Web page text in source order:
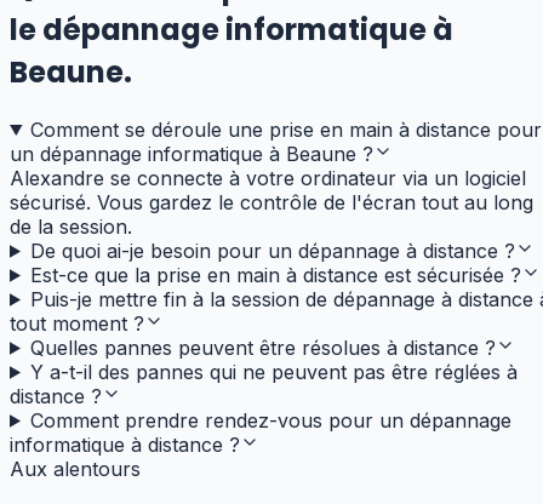
le dépannage informatiqueà
Beaune.
Comment se déroule une prise en main à distance pour
un dépannage informatique à Beaune ?
Alexandre se connecte à votre ordinateur via un logiciel
sécurisé. Vous gardez le contrôle de l'écran tout au long
de la session.
De quoi ai-je besoin pour un dépannage à distance ?
Est-ce que la prise en main à distance est sécurisée ?
Puis-je mettre fin à la session de dépannage à distance
tout moment ?
Quelles pannes peuvent être résolues à distance ?
Y a-t-il des pannes qui ne peuvent pas être réglées à
distance ?
Comment prendre rendez-vous pour un dépannage
informatique à distance ?
Aux alentours